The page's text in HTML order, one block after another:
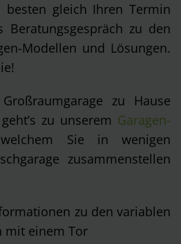
besten gleich Ihren Termin
zu den
Modellen und Lösungen.
zu Hause
zu unserem Garagen-
Sie in wenigen
zusammenstellen
zu den variablen
mit einem Tor